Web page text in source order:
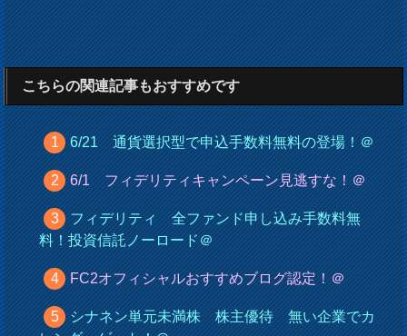
こちらの関連記事もおすすめです
6/21 通貨選択型で申込手数料無料の登場！＠
6/1 フィデリティキャンペーン見逃すな！＠
フィデリティ 全ファンド申し込み手数料無
料！投資信託ノーロード＠
FC2オフィシャルおすすめブログ認定！＠
シナネン単元未満株 株主優待 無い企業でカ